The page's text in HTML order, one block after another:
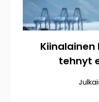
tehnyt